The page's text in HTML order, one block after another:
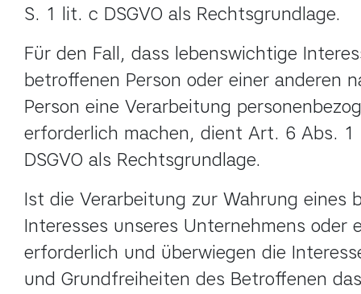
S. 1 lit. c DSGVO als Rechtsgrundlage.
Für den Fall, dass lebenswichtige
betroffenen Person oder einer anderen
Person eine Verarbeitung
erforderlich machen, dient Art. 6 Abs.
DSGVO als Rechtsgrundlage.
Ist die Verarbeitung zur Wahrung eines
Interesses unseres Unternehmens oder
erforderlich und überwiegen die
und Grundfreiheiten des Betroffenen